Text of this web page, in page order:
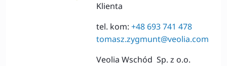
Klienta
tel. kom: +48 693 741 478
tomasz.zygmunt@veolia.com
Veolia Wschód Sp. z o.o.